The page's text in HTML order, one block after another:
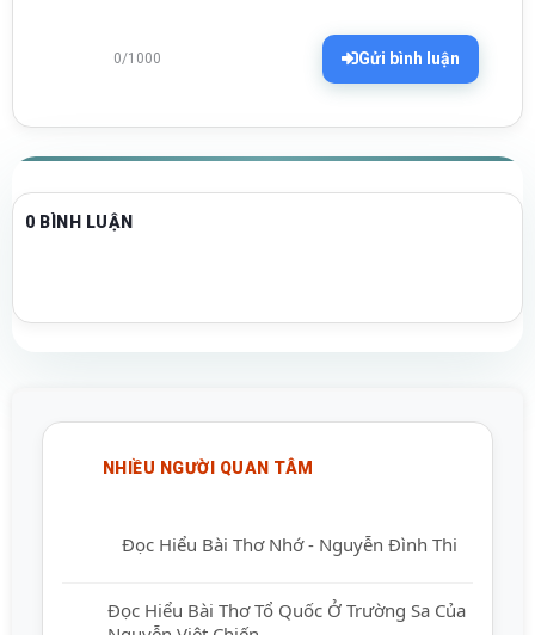
0/1000 Gửi bình luận
0 BÌNH LUẬN
NHIỀU NGƯỜI QUAN TÂM
Đọc Hiểu Bài Thơ Nhớ - Nguyễn Đình Thi
Đọc Hiểu Bài Thơ Tổ Quốc Ở Trường Sa